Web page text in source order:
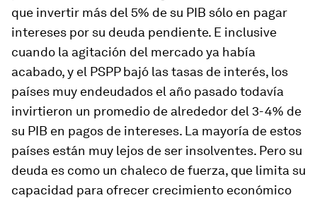
que invertir más del 5% de su PIB sólo en pagar
intereses por su deuda pendiente. E inclusive
cuando la agitación del mercado ya había
acabado, y el PSPP bajó las tasas de interés, los
países muy endeudados el año pasado todavía
invirtieron un promedio de alrededor del 3-4% de
su PIB en pagos de intereses. La mayoría de estos
países están muy lejos de ser insolventes. Pero su
deuda es como un chaleco de fuerza, que limita su
capacidad para ofrecer crecimiento económico